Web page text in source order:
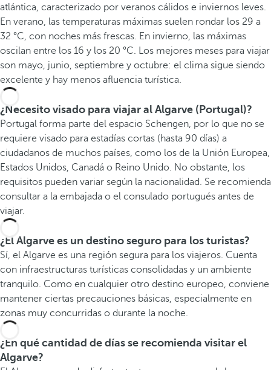
atlántica, caracterizado por veranos cálidos e inviernos leves.
En verano, las temperaturas máximas suelen rondar los 29 a
32 °C, con noches más frescas. En invierno, las máximas
oscilan entre los 16 y los 20 °C. Los mejores meses para viajar
son mayo, junio, septiembre y octubre: el clima sigue siendo
excelente y hay menos afluencia turística.
¿Necesito visado para viajar al Algarve (Portugal)?
Portugal forma parte del espacio Schengen, por lo que no se
requiere visado para estadías cortas (hasta 90 días) a
ciudadanos de muchos países, como los de la Unión Europea,
Estados Unidos, Canadá o Reino Unido. No obstante, los
requisitos pueden variar según la nacionalidad. Se recomienda
consultar a la embajada o el consulado portugués antes de
viajar.
¿El Algarve es un destino seguro para los turistas?
Sí, el Algarve es una región segura para los viajeros. Cuenta
con infraestructuras turísticas consolidadas y un ambiente
tranquilo. Como en cualquier otro destino europeo, conviene
mantener ciertas precauciones básicas, especialmente en
zonas muy concurridas o durante la noche.
¿En qué cantidad de días se recomienda visitar el
Algarve?